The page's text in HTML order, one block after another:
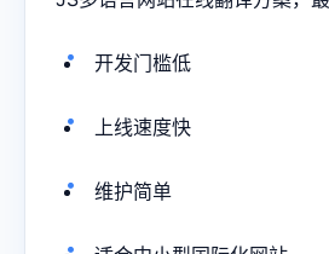
开发门槛低
上线速度快
维护简单